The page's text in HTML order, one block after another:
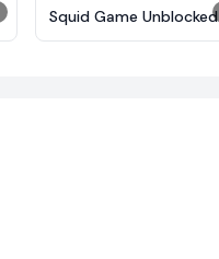
Squid Game Unblocked